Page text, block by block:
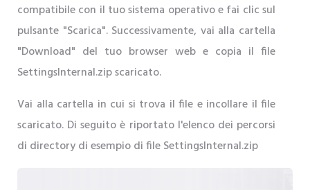
compatibile con il tuo sistema operativo e fai clic sul
pulsante "Scarica". Successivamente, vai alla cartella
"Download" del tuo browser web e copia il file
SettingsInternal.zip scaricato.
Vai alla cartella in cui si trova il file e incollare il file
scaricato. Di seguito è riportato l'elenco dei percorsi
di directory di esempio di file SettingsInternal.zip